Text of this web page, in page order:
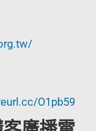
O1pb59